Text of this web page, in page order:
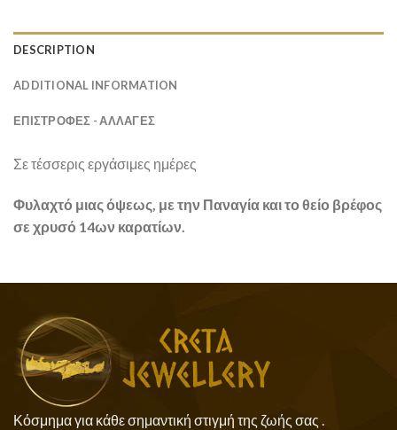
DESCRIPTION
ADDITIONAL INFORMATION
ΕΠΙΣΤΡΟΦΕΣ - ΑΛΛΑΓΕΣ
Σε τέσσερις εργάσιμες ημέρες
Φυλαχτό μιας όψεως, με την Παναγία και το θείο βρέφος
σε χρυσό 14ων καρατίων.
Κόσμημα για κάθε σημαντική στιγμή της ζωής σας .